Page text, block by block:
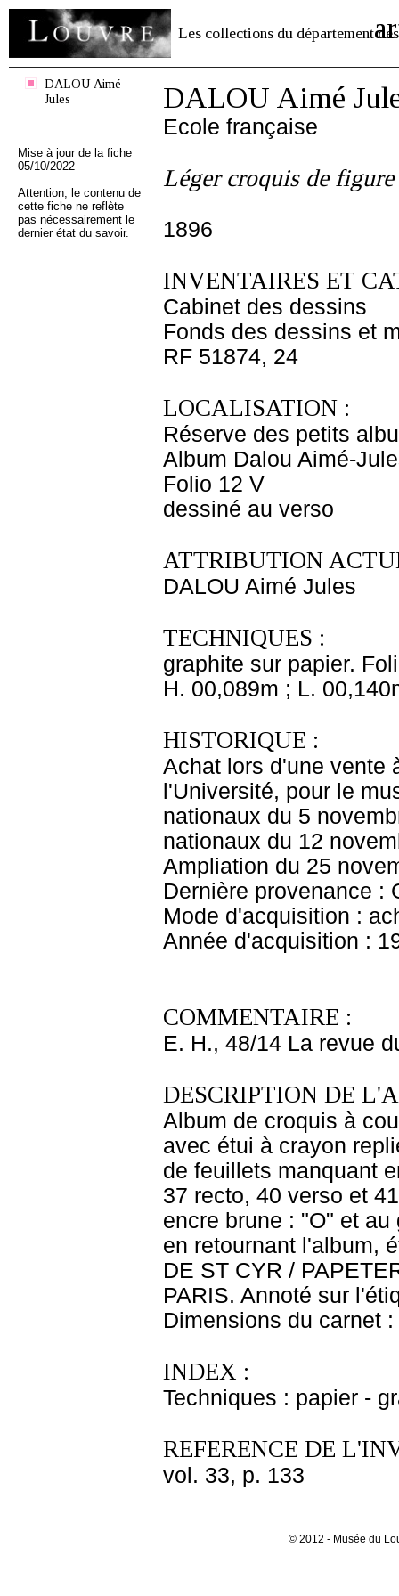
Les collections du département des
DALOU Aimé
Jules
Mise à jour de la fiche
05/10/2022
Attention, le contenu de
cette fiche ne reflète
pas nécessairement le
dernier état du savoir.
DALOU Aimé
Ecole française
Léger croquis de figure
1896
INVENTAIRES ET
Cabinet des dessins
Fonds des dessins et
RF 51874, 24
LOCALISATION :
Réserve des petits
Album Dalou Aimé-
Folio 12 V
dessiné au verso
ATTRIBUTION
DALOU Aimé Jules
TECHNIQUES :
graphite sur papier.
H. 00,089m ; L.
HISTORIQUE :
Achat lors d'une vente
l'Université, pour le
nationaux du 5
nationaux du 12
Ampliation du 25
Dernière provenance :
Mode d'acquisition :
Année d'acquisition :
COMMENTAIRE :
E. H., 48/14 La revue
DESCRIPTION DE
Album de croquis à
avec étui à crayon
de feuillets manquant
37 recto, 40 verso et
encre brune : "O" et
en retournant l'album,
DE ST CYR /
PARIS. Annoté sur
Dimensions du carnet
INDEX :
Techniques : papier -
REFERENCE DE
vol. 33, p. 133
© 2012 - Musée du